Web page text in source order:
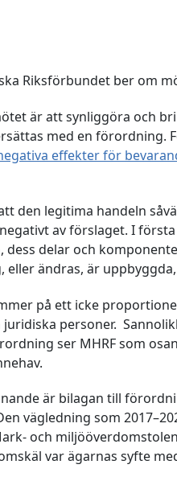
Riksförbundet ber om
är att synliggöra och
med en förordning.
effekter för
den legitima handeln
av förslaget. I
dess delar och
eller ändras, är
på ett icke
juridiska personer.
ser MHRF som
är bilagan till
vägledning som
och
var ägarnas syfte